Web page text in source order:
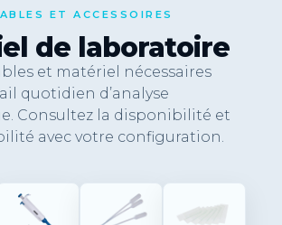
ET ACCESSOIRES
de laboratoire
et matériel nécessaires
quotidien d’analyse
Consultez la disponibilité et
avec votre configuration.